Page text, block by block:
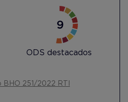
ODS destacados
BHO 251/2022 RTI